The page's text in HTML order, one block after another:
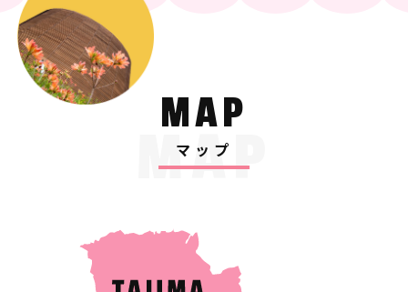
MAP
マップ
MAP